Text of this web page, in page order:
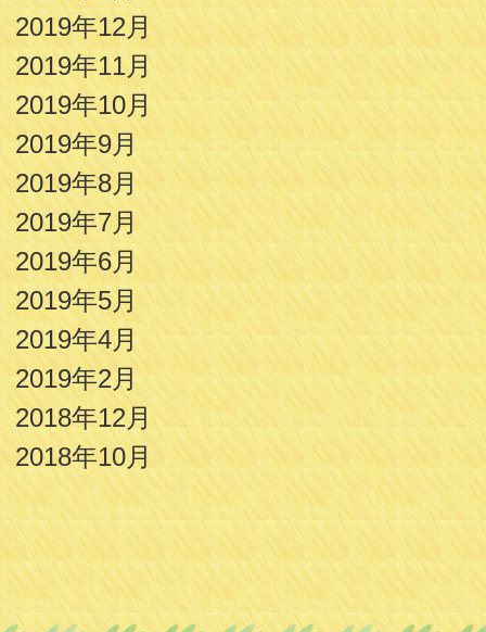
2019年12月
2019年11月
2019年10月
2019年9月
2019年8月
2019年7月
2019年6月
2019年5月
2019年4月
2019年2月
2018年12月
2018年10月